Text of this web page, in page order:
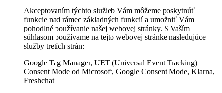
Akceptovaním týchto služieb Vám môžeme poskytnúť
funkcie nad rámec základných funkcií a umožniť Vám
pohodlné používanie našej webovej stránky. S Vaším
súhlasom používame na tejto webovej stránke nasledujúce
služby tretích strán:
Google Tag Manager, UET (Universal Event Tracking)
Consent Mode od Microsoft, Google Consent Mode, Klarna,
Freshchat